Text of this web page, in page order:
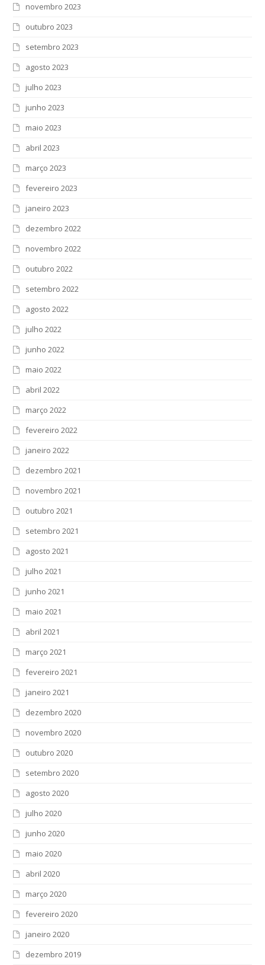
novembro 2023
outubro 2023
setembro 2023
agosto 2023
julho 2023
junho 2023
maio 2023
abril 2023
março 2023
fevereiro 2023
janeiro 2023
dezembro 2022
novembro 2022
outubro 2022
setembro 2022
agosto 2022
julho 2022
junho 2022
maio 2022
abril 2022
março 2022
fevereiro 2022
janeiro 2022
dezembro 2021
novembro 2021
outubro 2021
setembro 2021
agosto 2021
julho 2021
junho 2021
maio 2021
abril 2021
março 2021
fevereiro 2021
janeiro 2021
dezembro 2020
novembro 2020
outubro 2020
setembro 2020
agosto 2020
julho 2020
junho 2020
maio 2020
abril 2020
março 2020
fevereiro 2020
janeiro 2020
dezembro 2019